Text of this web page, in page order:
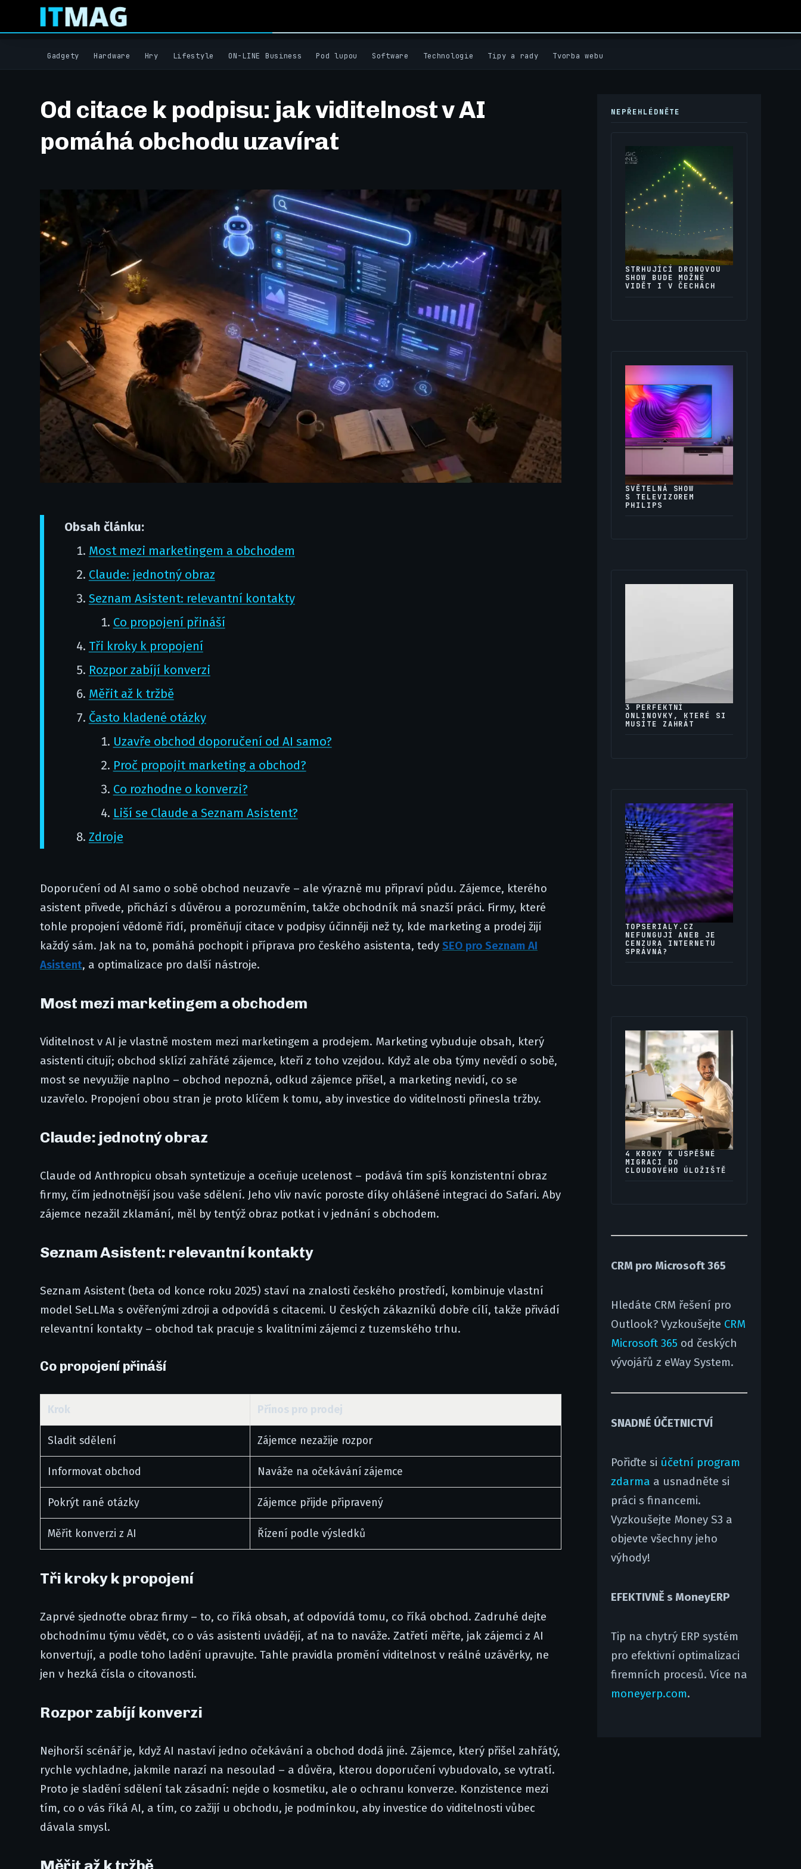
Gadgety Hardware Hry Lifestyle ON-LINE Business Pod lupou Software Technologie Tipy a rady Tvorba webu
Od citace k podpisu: jak viditelnost v AI
pomáhá obchodu uzavírat
Obsah článku:
Most mezi marketingem a obchodem
Claude: jednotný obraz
Seznam Asistent: relevantní kontakty
Co propojení přináší
Tři kroky k propojení
Rozpor zabíjí konverzi
Měřit až k tržbě
Často kladené otázky
Uzavře obchod doporučení od AI samo?
Proč propojit marketing a obchod?
Co rozhodne o konverzi?
Liší se Claude a Seznam Asistent?
Zdroje
Doporučení od AI samo o sobě obchod neuzavře – ale výrazně mu připraví půdu. Zájemce, kterého
asistent přivede, přichází s důvěrou a porozuměním, takže obchodník má snazší práci. Firmy, které
tohle propojení vědomě řídí, proměňují citace v podpisy účinněji než ty, kde marketing a prodej žijí
každý sám. Jak na to, pomáhá pochopit i příprava pro českého asistenta, tedy SEO pro Seznam AI
Asistent, a optimalizace pro další nástroje.
Most mezi marketingem a obchodem
Viditelnost v AI je vlastně mostem mezi marketingem a prodejem. Marketing vybuduje obsah, který
asistenti citují; obchod sklízí zahřáté zájemce, kteří z toho vzejdou. Když ale oba týmy nevědí o sobě,
most se nevyužije naplno – obchod nepozná, odkud zájemce přišel, a marketing nevidí, co se
uzavřelo. Propojení obou stran je proto klíčem k tomu, aby investice do viditelnosti přinesla tržby.
Claude: jednotný obraz
Claude od Anthropicu obsah syntetizuje a oceňuje ucelenost – podává tím spíš konzistentní obraz
firmy, čím jednotnější jsou vaše sdělení. Jeho vliv navíc poroste díky ohlášené integraci do Safari. Aby
zájemce nezažil zklamání, měl by tentýž obraz potkat i v jednání s obchodem.
Seznam Asistent: relevantní kontakty
Seznam Asistent (beta od konce roku 2025) staví na znalosti českého prostředí, kombinuje vlastní
model SeLLMa s ověřenými zdroji a odpovídá s citacemi. U českých zákazníků dobře cílí, takže přivádí
relevantní kontakty – obchod tak pracuje s kvalitními zájemci z tuzemského trhu.
Co propojení přináší
Krok Přínos pro prodej
Sladit sdělení Zájemce nezažije rozpor
Informovat obchod Naváže na očekávání zájemce
Pokrýt rané otázky Zájemce přijde připravený
Měřit konverzi z AI Řízení podle výsledků
Tři kroky k propojení
Zaprvé sjednoťte obraz firmy – to, co říká obsah, ať odpovídá tomu, co říká obchod. Zadruhé dejte
obchodnímu týmu vědět, co o vás asistenti uvádějí, ať na to naváže. Zatřetí měřte, jak zájemci z AI
konvertují, a podle toho ladění upravujte. Tahle pravidla promění viditelnost v reálné uzávěrky, ne
jen v hezká čísla o citovanosti.
Rozpor zabíjí konverzi
Nejhorší scénář je, když AI nastaví jedno očekávání a obchod dodá jiné. Zájemce, který přišel zahřátý,
rychle vychladne, jakmile narazí na nesoulad – a důvěra, kterou doporučení vybudovalo, se vytratí.
Proto je sladění sdělení tak zásadní: nejde o kosmetiku, ale o ochranu konverze. Konzistence mezi
tím, co o vás říká AI, a tím, co zažijí u obchodu, je podmínkou, aby investice do viditelnosti vůbec
dávala smysl.
Měřit až k tržbě
NEPŘEHLÉDNĚTE
STRHUJÍCÍ DRONOVOU
SHOW BUDE MOŽNÉ
VIDĚT I V ČECHÁCH
SVĚTELNÁ SHOW
S TELEVIZOREM
PHILIPS
3 PERFEKTNÍ
ONLINOVKY, KTERÉ SI
MUSÍTE ZAHRÁT
TOPSERIALY.CZ
NEFUNGUJÍ ANEB JE
CENZURA INTERNETU
SPRÁVNÁ?
4 KROKY K ÚSPĚŠNÉ
MIGRACI DO
CLOUDOVÉHO ÚLOŽIŠTĚ
CRM pro Microsoft 365
Hledáte CRM řešení pro
Outlook? Vyzkoušejte CRM
Microsoft 365 od českých
vývojářů z eWay System.
SNADNÉ ÚČETNICTVÍ
Pořiďte si účetní program
zdarma a usnadněte si
práci s financemi.
Vyzkoušejte Money S3 a
objevte všechny jeho
výhody!
EFEKTIVNĚ s MoneyERP
Tip na chytrý ERP systém
pro efektivní optimalizaci
firemních procesů. Více na
moneyerp.com.